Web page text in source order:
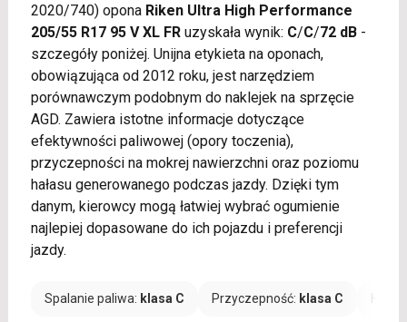
2020/740) opona Riken Ultra High Performance
205/55 R17 95 V XL FRuzyskała wynik: C/C/72 dB-
szczegóły poniżej. Unijna etykieta na oponach,
obowiązująca od 2012 roku, jest narzędziem
porównawczym podobnym do naklejek na sprzęcie
AGD. Zawiera istotne informacje dotyczące
efektywności paliwowej (opory toczenia),
przyczepności na mokrej nawierzchni oraz poziomu
hałasu generowanego podczas jazdy. Dzięki tym
danym, kierowcy mogą łatwiej wybrać ogumienie
najlepiej dopasowane do ich pojazdu i preferencji
jazdy.
Spalanie paliwa: klasa C Przyczepność: klasa C